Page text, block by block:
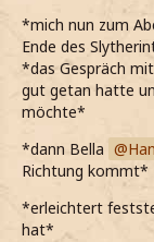
*mich nun zum
Ende des
*das Gespräch
gut getan hatte
möchte*
*dann Bella
Richtung kommt*
*erleichtert
hat*